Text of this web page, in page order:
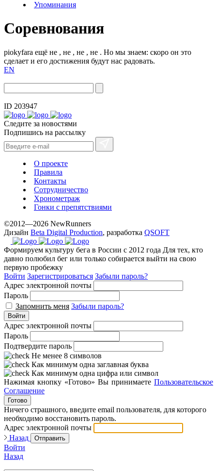
Упоминания
Соревнования
piokyfara ещё не , не , не , не . Но мы знаем: скоро он это
сделает и его достижения будут нас радовать.
EN
ID 203947
Следите за новостями
Подпишись на рассылку
О проекте
Правила
Контакты
Сотрудничество
Хронометраж
Гонки с препятствиями
©2012—2026 NewRunners
Дизайн Beta Digital Production, разработка QSOFT
Формируем культуру бега в России с 2012 года Для тех, кто
давно полюбил бег или только собирается выйти на свою
первую пробежку
Войти Зарегистрироваться Забыли пароль?
Адрес электронной почты
Пароль
Запомнить меня Забыли пароль?
Войти
Адрес электронной почты
Пароль
Подтвердите пароль
Не менее 8 символов
Как минимум одна заглавная буква
Как минимум одна цифра или символ
Нажимая кнопку «Готово» Вы принимаете Пользовательское
Соглашение
Готово
Ничего страшного, введите email пользователя, для которого
необходимо восстановить пароль.
Адрес электронной почты
Назад
Отправить
Войти
Назад